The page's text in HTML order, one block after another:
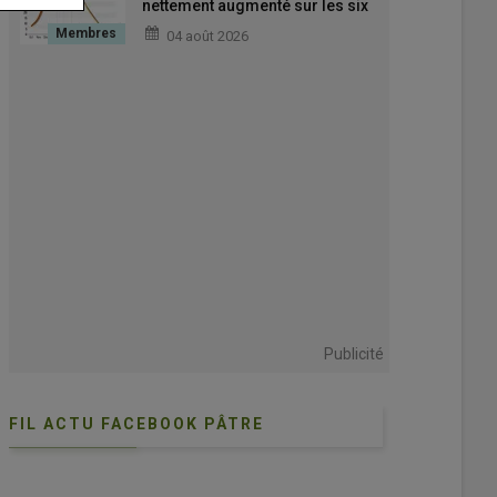
nettement augmenté sur les six
premiers mois de la campagne
04 août 2026
Publicité
FIL ACTU FACEBOOK PÂTRE